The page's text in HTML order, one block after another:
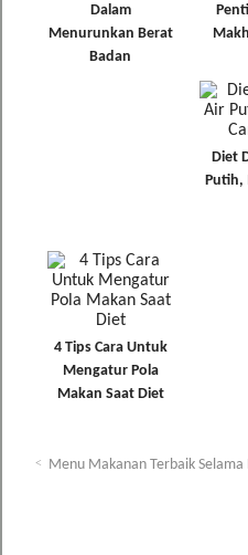
Dalam
Menurunkan Berat
Badan
Diet
Putih,
4 Tips Cara Untuk
Mengatur Pola
Makan Saat Diet
Menu Makanan Terbaik Selama